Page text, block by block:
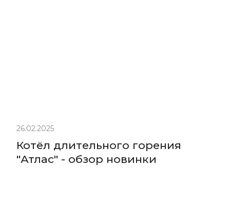
26.02.2025
Котёл длительного горения
"Атлас" - обзор новинки